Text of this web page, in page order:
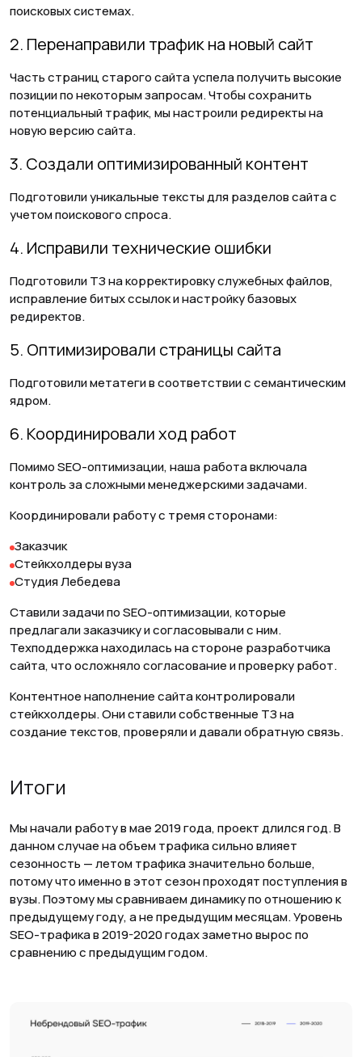
поисковых системах.
2. Перенаправили трафик на новый сайт
Часть страниц старого сайта успела получить высокие
позиции по некоторым запросам. Чтобы сохранить
потенциальный трафик, мы настроили редиректы на
новую версию сайта.
3. Создали оптимизированный контент
Подготовили уникальные тексты для разделов сайта с
учетом поискового спроса.
4. Исправили технические ошибки
Подготовили ТЗ на корректировку служебных файлов,
исправление битых ссылок и настройку базовых
редиректов.
5. Оптимизировали страницы сайта
Подготовили метатеги в соответствии с семантическим
ядром.
6. Координировали ход работ
Помимо SEO-оптимизации, наша работа включала
контроль за сложными менеджерскими задачами.
Координировали работу с тремя сторонами:
Заказчик
Стейкхолдеры вуза
Студия Лебедева
Ставили задачи по SEO-оптимизации, которые
предлагали заказчику и согласовывали с ним.
Техподдержка находилась на стороне разработчика
сайта, что осложняло согласование и проверку работ.
Контентное наполнение сайта контролировали
стейкхолдеры. Они ставили собственные ТЗ на
создание текстов, проверяли и давали обратную связь.
Итоги
Мы начали работу в мае 2019 года, проект длился год. В
данном случае на объем трафика сильно влияет
сезонность — летом трафика значительно больше,
потому что именно в этот сезон проходят поступления в
вузы. Поэтому мы сравниваем динамику по отношению к
предыдущему году, а не предыдущим месяцам. Уровень
SEO-трафика в 2019-2020 годах заметно вырос по
сравнению с предыдущим годом.